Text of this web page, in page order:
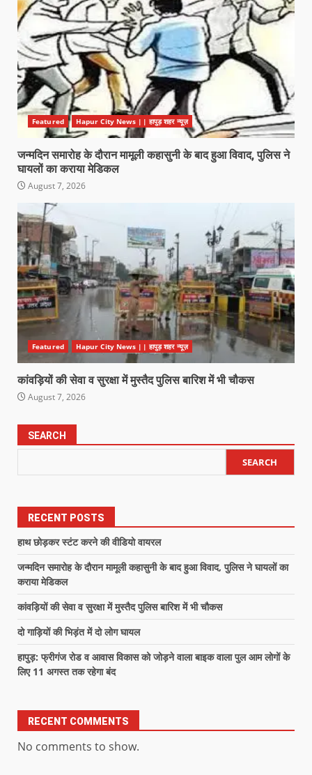
Featured Hapur City News || हापुड़ शहर न्यूज़
जन्मदिन समारोह के दौरान मामूली कहासुनी के बाद हुआ विवाद, पुलिस ने
घायलों का कराया मेडिकल
August 7, 2026
Featured Hapur City News || हापुड़ शहर न्यूज़
कांवड़ियों की सेवा व सुरक्षा में मुस्तैद पुलिस बारिश में भी चौकस
August 7, 2026
SEARCH
SEARCH
RECENT POSTS
हाथ छोड़कर स्टंट करने की वीडियो वायरल
जन्मदिन समारोह के दौरान मामूली कहासुनी के बाद हुआ विवाद, पुलिस ने घायलों का
कराया मेडिकल
कांवड़ियों की सेवा व सुरक्षा में मुस्तैद पुलिस बारिश में भी चौकस
दो गाड़ियों की भिड़ंत में दो लोग घायल
हापुड़: फ्रीगंज रोड व आवास विकास को जोड़ने वाला बाइक वाला पुल आम लोगों के
लिए 11 अगस्त तक रहेगा बंद
RECENT COMMENTS
No comments to show.